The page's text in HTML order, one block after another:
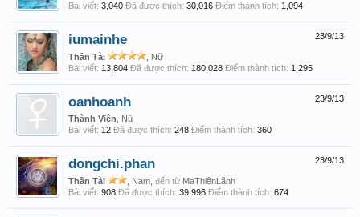
Bài viết: 3,040 Đã được thích: 30,016 Điểm thành tích: 1,094
23/9/13
iumainhe
Thần Tài
, Nữ
Bài viết: 13,804 Đã được thích: 180,028 Điểm thành tích: 1,295
23/9/13
oanhoanh
Thành Viên , Nữ
Bài viết: 12 Đã được thích: 248 Điểm thành tích: 360
23/9/13
dongchi.phan
Thần Tài , Nam, đến từ MaThiênLãnh
Bài viết: 908 Đã được thích: 39,996 Điểm thành tích: 674